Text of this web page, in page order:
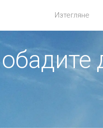
Изтегляне